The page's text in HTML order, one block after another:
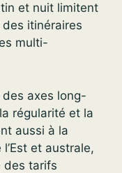
et nuit limitent
itinéraires
multi-
axes long-
régularité et la
aussi à la
et australe,
des tarifs